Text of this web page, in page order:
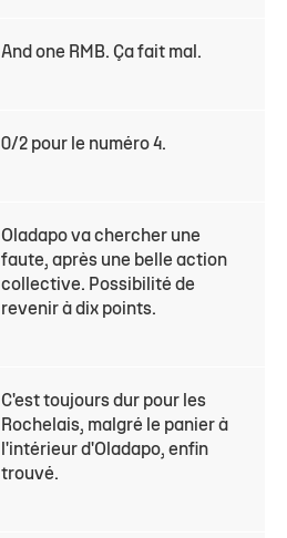
And one RMB. Ça fait mal.
0/2 pour le numéro 4.
Oladapo va chercher une
faute, après une belle action
collective. Possibilité de
revenir à dix points.
C'est toujours dur pour les
Rochelais, malgré le panier à
l'intérieur d'Oladapo, enfin
trouvé.